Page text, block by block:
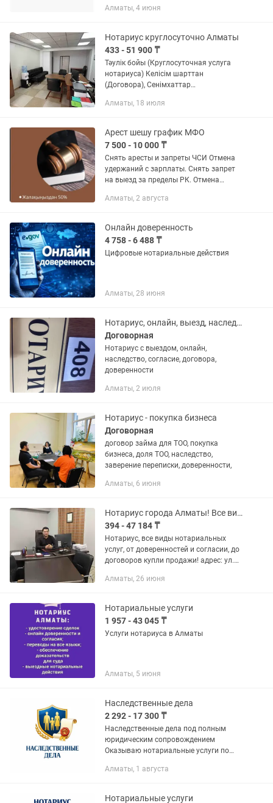
бесплатно, сниму арест за 1500 тг,
Алматы, 4 июня
Нотариус круглосуточно Алматы
433 - 51 900 ₸
Тәулік бойы (Круглосуточная услуга
нотариуса) Келісім шарттан
(Договора), Сенімхаттар
Переводы текстов любой сложности
Алматы, 18 июля
Арест шешу график МФО
7 500 - 10 000 ₸
Снять аресты и запреты ЧСИ Отмена
удержаний с зарплаты. Снять запрет
на выезд за пределы РК. Отмена
Напишу возражение нотариусу,
Алматы, 2 августа
Онлайн доверенность
4 758 - 6 488 ₸
Цифровые нотариальные действия
Алматы, 28 июня
Нотариус, онлайн, выезд, наследство, все виды услуги
Договорная
Нотариус с выездом, онлайн,
наследство, согласие, договора,
доверенности
Алматы, 2 июля
Нотариус - покупка бизнеса
Договорная
договор займа для ТОО, покупка
бизнеса, доля ТОО, наследство,
заверение переписки, доверенности,
Алматы, 6 июня
Нотариус города Алматы! Все виды нотариальных услуги
394 - 47 184 ₸
Нотариус, все виды нотариальных
услуг, от доверенностей и согласии, до
договоров купли продажи! адрес: ул.
улицы Сулейменова), Время работы с
Алматы, 26 июня
Нотариальные услуги
1 957 - 43 045 ₸
Услуги нотариуса в Алматы
Алматы, 5 июня
Наследственные дела
2 292 - 17 300 ₸
Наследственные дела под полным
юридическим сопровождением
Оказываю нотариальные услуги по
наследственного дела • консультации
о...
Алматы, 1 августа
Нотариальные услуги